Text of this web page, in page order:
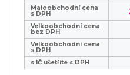
Maloobchodní cena
s DPH
Velkoobchodní cena
bez DPH
Velkoobchodní cena
s DPH
s IČ ušetříte s DPH